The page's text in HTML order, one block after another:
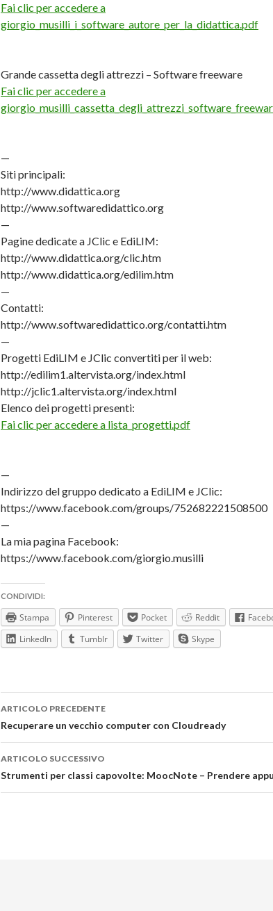
Fai clic per accedere a
giorgio_musilli_i_software_autore_per_la_didattica.pdf
Grande cassetta degli attrezzi – Software freeware
Fai clic per accedere a
—
Siti principali:
http://www.didattica.org
http://www.softwaredidattico.org
—
Pagine dedicate a JClic e EdiLIM:
http://www.didattica.org/clic.htm
http://www.didattica.org/edilim.htm
—
Contatti:
http://www.softwaredidattico.org/contatti.htm
—
Progetti EdiLIM e JClic convertiti per il web:
http://edilim1.altervista.org/index.html
http://jclic1.altervista.org/index.html
Elenco dei progetti presenti:
Fai clic per accedere a lista_progetti.pdf
—
Indirizzo del gruppo dedicato a EdiLIM e JClic:
https://www.facebook.com/groups/752682221508500
—
La mia pagina Facebook:
https://www.facebook.com/giorgio.musilli
CONDIVIDI:
Stampa Pinterest Pocket Reddit
LinkedIn
Tumblr Twitter Skype
Navigazione
articolo
ARTICOLO PRECEDENTE
Recuperare un vecchio computer con Cloudready
ARTICOLO SUCCESSIVO
Strumenti per classi capovolte: MoocNote – Prendere